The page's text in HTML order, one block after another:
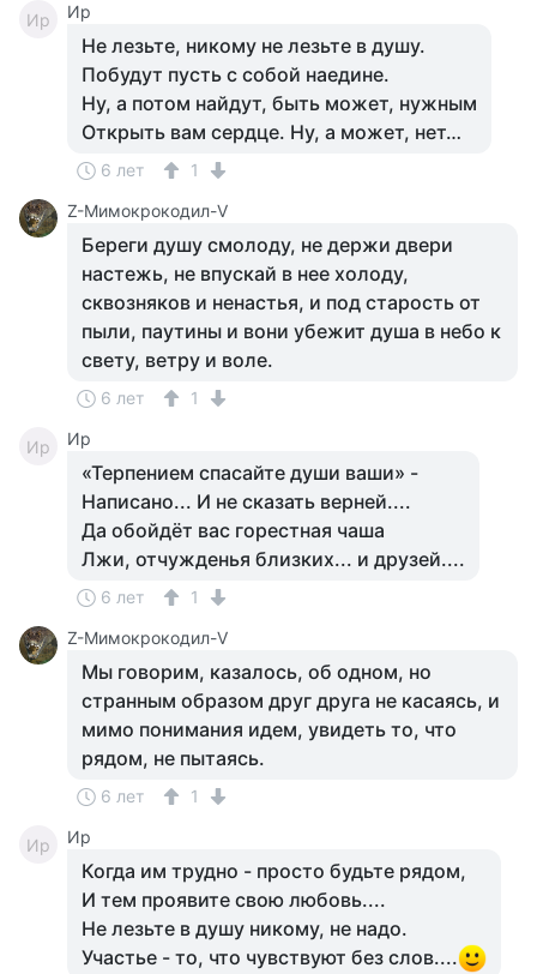
Ир Ир
Не лезьте, никому не лезьте в душу.
Побудут пусть с собой наедине.
Ну, а потом найдут, быть может, нужным
Открыть вам сердце. Ну, а может, нет…
6 лет
1
Z-Мимокрокодил-V
Береги душу смолоду, не держи двери
настежь, не впускай в нее холоду,
сквозняков и ненастья, и под старость от
пыли, паутины и вони убежит душа в небо к
свету, ветру и воле.
6 лет 1
Ир Ир
«Терпением спасайте души ваши» -
Написано... И не сказать верней....
Да обойдёт вас горестная чаша
Лжи, отчужденья близких... и друзей....
6 лет
1
Z-Мимокрокодил-V
Мы говорим, казалось, об одном, но
странным образом друг друга не касаясь, и
мимо понимания идем, увидеть то, что
рядом, не пытаясь.
6 лет 1
Ир Ир
Когда им трудно - просто будьте рядом,
И тем проявите свою любовь....
Не лезьте в душу никому, не надо.
Участье - то, что чувствуют без слов....